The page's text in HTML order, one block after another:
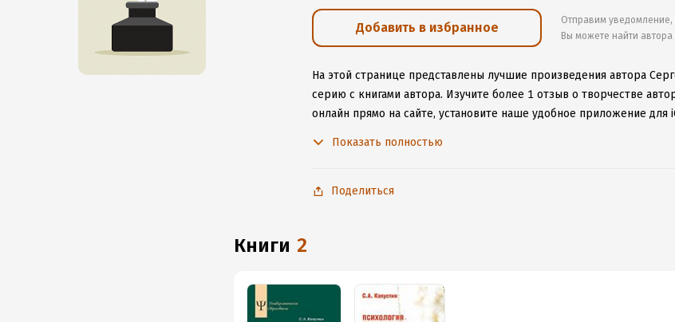
Добавить в избранное
Отправим уведомление,
Вы можете найти
На этой странице представлены лучшие произведения автора
серию с книгами автора. Изучите более 1 отзыв о творчестве
онлайн прямо на сайте, установите наше удобное приложение
Показать полностью
Поделиться
книги 2